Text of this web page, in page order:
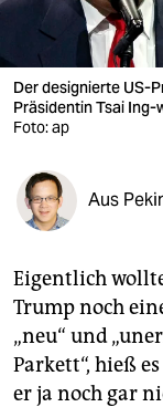
wahrheit
verlag
verlag
shop
fragen & hilfe
unterstützen
abo
genossenschaft
Der designierte US-
Präsidentin Tsai Ing-
Foto: ap
Aus
Eigentlich
Trump noch
„neu“ und
Parkett“, hieß
er ja noch gar